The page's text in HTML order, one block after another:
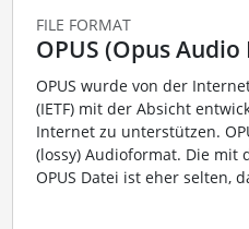
FILE FORMAT
OPUS (Opus Audio
OPUS wurde von der
(IETF) mit der Absicht
Internet zu unterstützen.
(lossy) Audioformat. Die mit
OPUS Datei ist eher selten,